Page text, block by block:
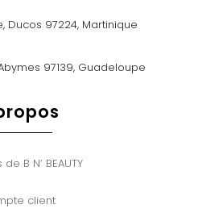
97224, Martinique
97139, Guadeloupe
B N’ BEAUTY
client